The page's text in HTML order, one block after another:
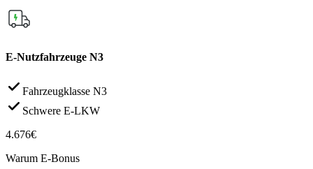
E-Nutzfahrzeuge N3
Fahrzeugklasse N3
Schwere E-LKW
4.676€
Warum E-Bonus